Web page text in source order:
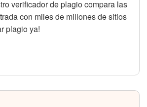
verificador de plagio compara las
con miles de millones de sitios
plagio ya!